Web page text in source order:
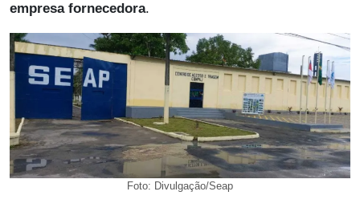
empresa fornecedora.
Foto: Divulgação/Seap